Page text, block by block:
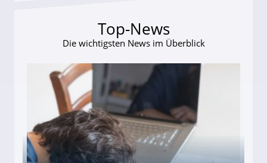
Top-News
Die wichtigsten News im Überblick